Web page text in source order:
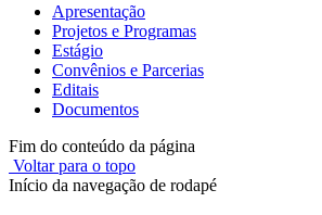
Apresentação
Projetos e Programas
Estágio
Convênios e Parcerias
Editais
Documentos
Fim do conteúdo da página
Voltar para o topo
Início da navegação de rodapé